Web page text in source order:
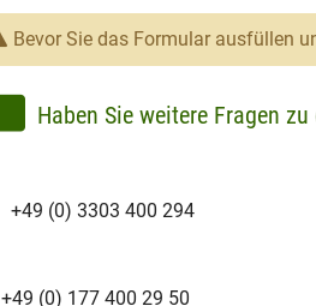
Bevor Sie das Formular ausfüllen
Haben Sie weitere Fragen
+49 (0) 3303 400 294
+49 (0) 177 400 29 50